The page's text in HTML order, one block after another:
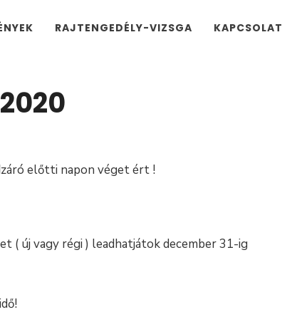
RAJTENGEDÉLY-VIZSGA KAPCSOLAT
előtti napon véget ért !
( új vagy régi ) leadhatjátok december 31-ig